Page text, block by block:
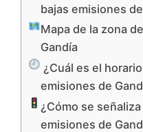
bajas emisiones
Mapa de la zona
Gandía
¿Cuál es el
emisiones de
¿Cómo se
emisiones de